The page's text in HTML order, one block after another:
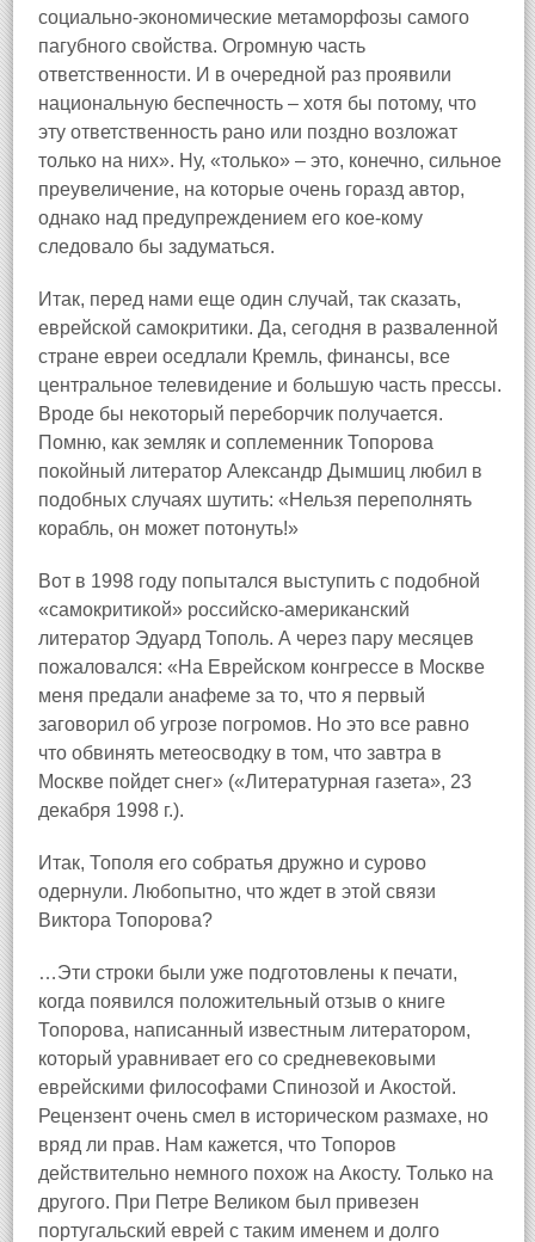
социально‑экономические метаморфозы самого
пагубного свойства. Огромную часть
ответственности. И в очередной раз проявили
национальную беспечность – хотя бы потому, что
эту ответственность рано или поздно возложат
только на них». Ну, «только» – это, конечно, сильное
преувеличение, на которые очень горазд автор,
однако над предупреждением его кое‑кому
следовало бы задуматься.
Итак, перед нами еще один случай, так сказать,
еврейской самокритики. Да, сегодня в разваленной
стране евреи оседлали Кремль, финансы, все
центральное телевидение и большую часть прессы.
Вроде бы некоторый переборчик получается.
Помню, как земляк и соплеменник Топорова
покойный литератор Александр Дымшиц любил в
подобных случаях шутить: «Нельзя переполнять
корабль, он может потонуть!»
Вот в 1998 году попытался выступить с подобной
«самокритикой» российско‑американский
литератор Эдуард Тополь. А через пару месяцев
пожаловался: «На Еврейском конгрессе в Москве
меня предали анафеме за то, что я первый
заговорил об угрозе погромов. Но это все равно
что обвинять метеосводку в том, что завтра в
Москве пойдет снег» («Литературная газета», 23
декабря 1998 г.).
Итак, Тополя его собратья дружно и сурово
одернули. Любопытно, что ждет в этой связи
Виктора Топорова?
…Эти строки были уже подготовлены к печати,
когда появился положительный отзыв о книге
Топорова, написанный известным литератором,
который уравнивает его со средневековыми
еврейскими философами Спинозой и Акостой.
Рецензент очень смел в историческом размахе, но
вряд ли прав. Нам кажется, что Топоров
действительно немного похож на Акосту. Только на
другого. При Петре Великом был привезен
португальский еврей с таким именем и долго